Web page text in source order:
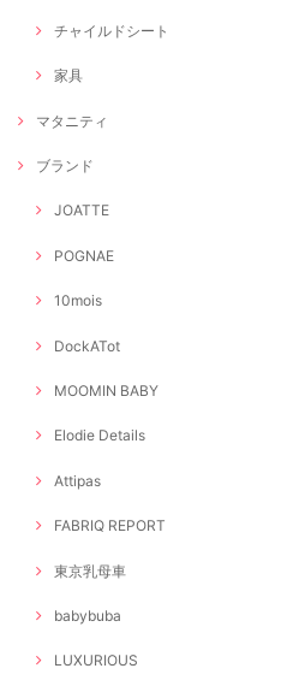
チャイルドシート
家具
マタニティ
ブランド
JOATTE
POGNAE
10mois
DockATot
MOOMIN BABY
Elodie Details
Attipas
FABRIQ REPORT
東京乳母車
babybuba
LUXURIOUS